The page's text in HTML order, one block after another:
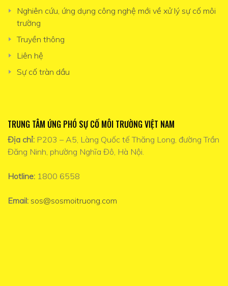
Nghiên cứu, ứng dụng công nghệ mới về xử lý sự cố môi
trường
Truyền thông
Liên hệ
Sự cố tràn dầu
TRUNG TÂM ỨNG PHÓ SỰ CỐ MÔI TRƯỜNG VIỆT NAM
Địa chỉ: P203 – A5, Làng Quốc tế Thăng Long, đường Trần
Đăng Ninh, phường Nghĩa Đô, Hà Nội.
Hotline: 1800 6558
Email: sos@sosmoitruong.com